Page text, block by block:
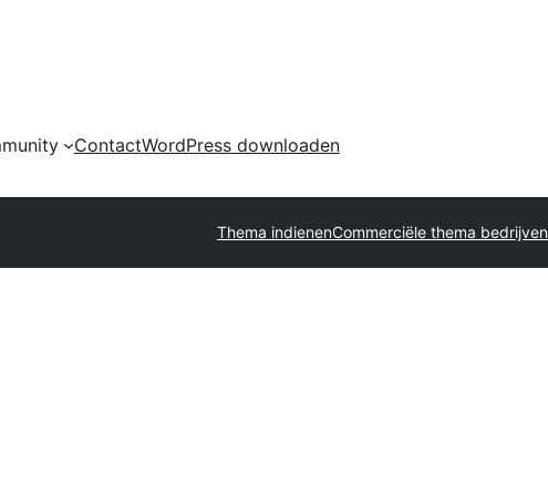
ContactWordPress downloaden
Thema indienenCommerciële thema bedrijven